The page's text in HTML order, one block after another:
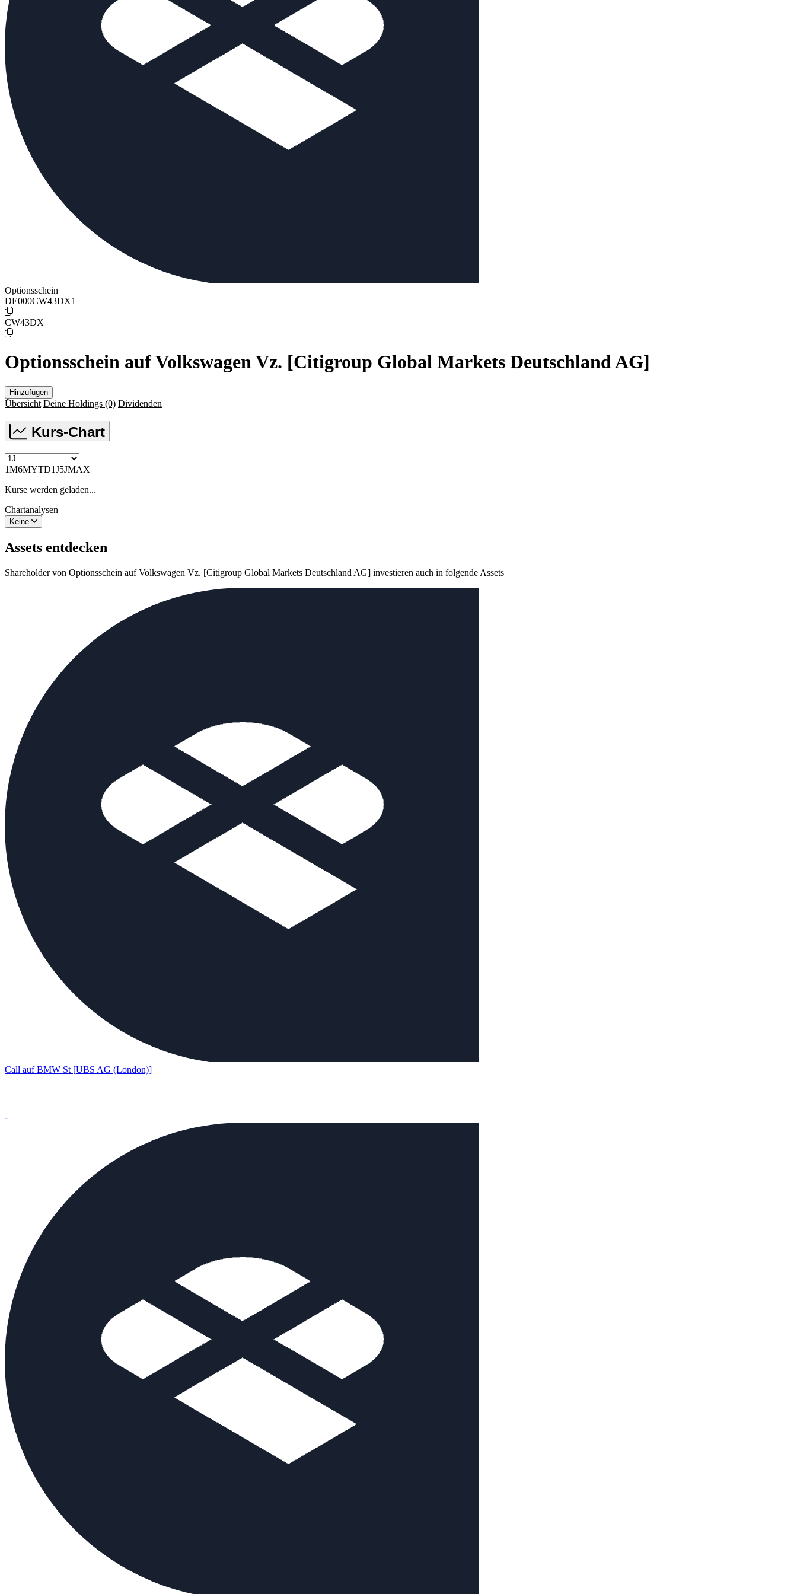
Optionsschein
DE000CW43DX1
CW43DX
Optionsschein auf Volkswagen Vz. [Citigroup Global Markets Deutschland AG]
Hinzufügen
Übersicht Deine Holdings (0) Dividenden
Kurs-Chart
1M6MYTD1J5JMAX
Kurse werden geladen...
Chartanalysen
Keine
Assets entdecken
Shareholder von Optionsschein auf Volkswagen Vz. [Citigroup Global Markets Deutschland AG] investieren auch in folgende Assets
Call auf BMW St [UBS AG (London)]
-